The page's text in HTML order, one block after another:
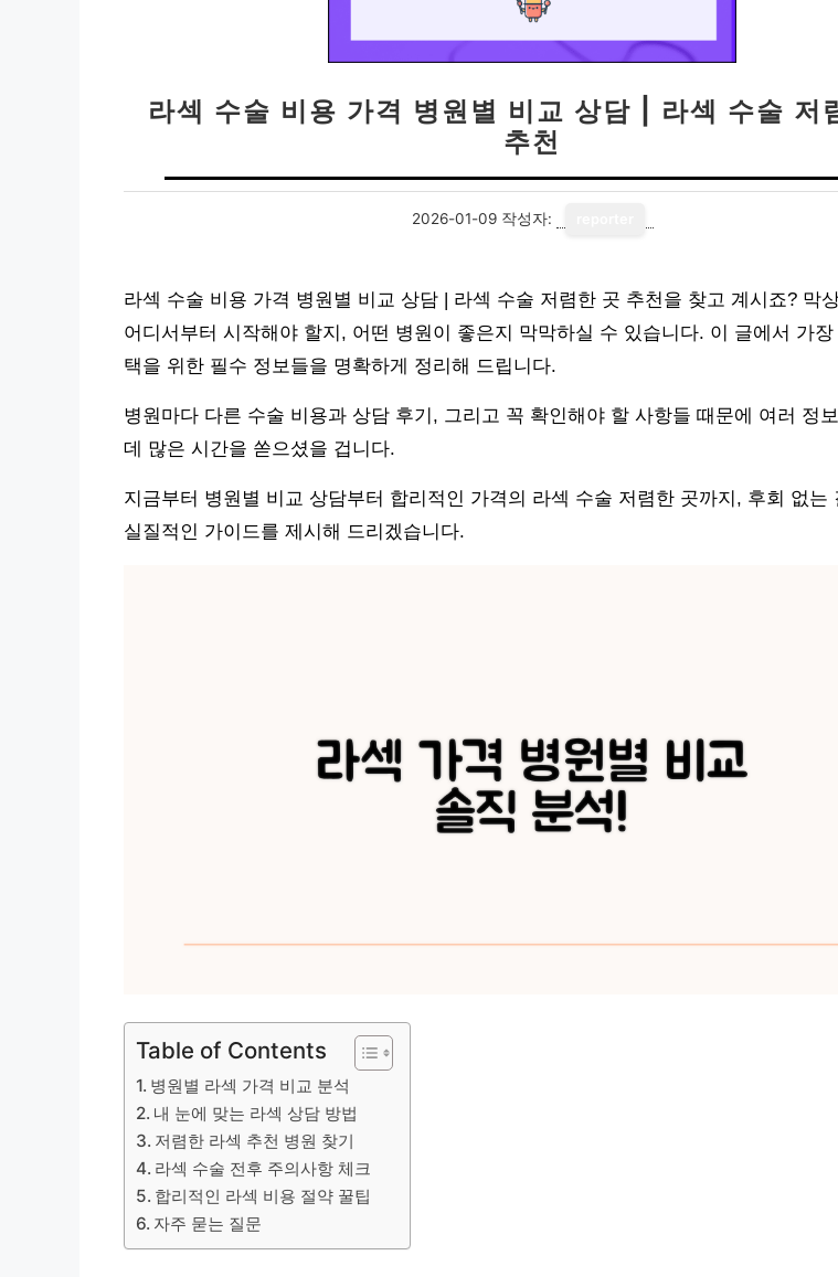
라섹 수술 비용 가격 병원별 비교 상담 | 라섹 수술 저
추천
2026-01-09 작성자:
라섹 수술 비용 가격 병원별 비교 상담 | 라섹 수술 저렴한 곳 추천을 찾고 계시죠? 막
어디서부터 시작해야 할지, 어떤 병원이 좋은지 막막하실 수 있습니다. 이 글에서 가장
택을 위한 필수 정보들을 명확하게 정리해 드립니다.
병원마다 다른 수술 비용과 상담 후기, 그리고 꼭 확인해야 할 사항들 때문에 여러 정
데 많은 시간을 쏟으셨을 겁니다.
지금부터 병원별 비교 상담부터 합리적인 가격의 라섹 수술 저렴한 곳까지, 후회 없는
실질적인 가이드를 제시해 드리겠습니다.
Table of Contents
병원별 라섹 가격 비교 분석
내 눈에 맞는 라섹 상담 방법
저렴한 라섹 추천 병원 찾기
라섹 수술 전후 주의사항 체크
합리적인 라섹 비용 절약 꿀팁
자주 묻는 질문